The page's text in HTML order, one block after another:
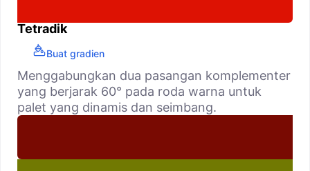
Tetradik
Buat gradien
Menggabungkan dua pasangan komplementer
yang berjarak 60° pada roda warna untuk
palet yang dinamis dan seimbang.